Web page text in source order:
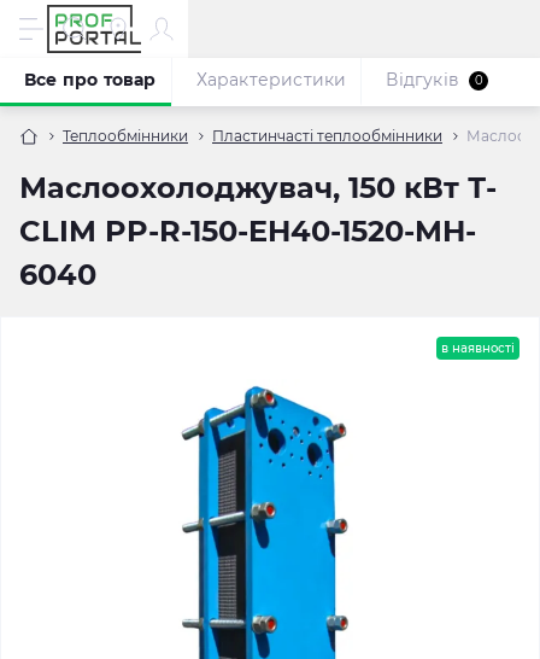
Теплообмінники Пластинчасті теплообмінники
Маслоохолоджувач, 150 кВт Т-
CLIM PP-R-150-EH40-1520-MH-
6040
Все про товар Характеристики Відгуків 0
в наявності